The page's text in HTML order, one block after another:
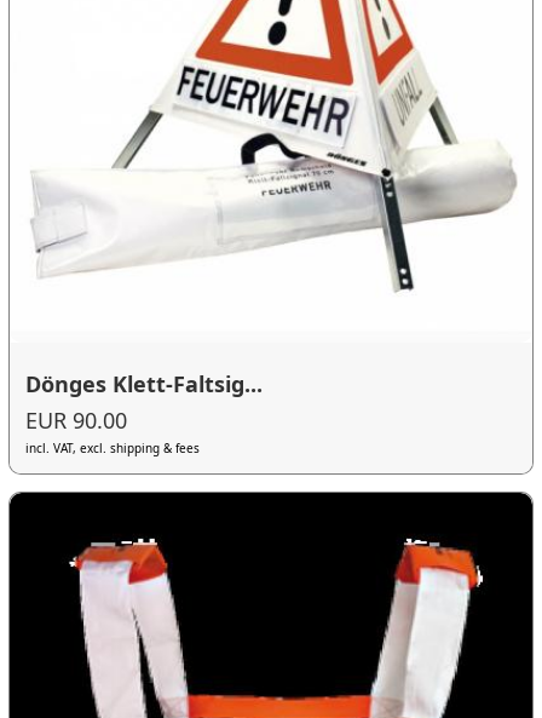
Dönges Klett-Faltsig...
EUR 90.00
incl. VAT, excl. shipping & fees